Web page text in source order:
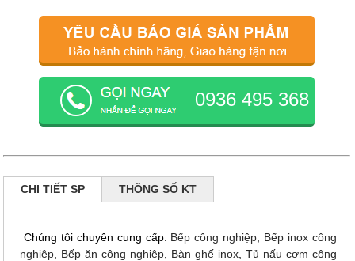
0936 495 368
CHI TIẾT SP THÔNG SỐ KT
Chúng tôi chuyên cung cấp: Bếp công nghiệp
Bếp inox công
nghiệp
Bếp ăn công nghiệp Bàn ghế inox Tủ nấu cơm công